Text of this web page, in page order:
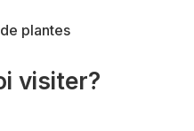
visiter?